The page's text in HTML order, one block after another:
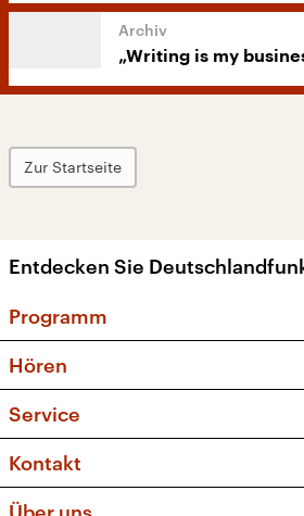
„Writing is my
Zur Startseite
Entdecken Sie
Programm
Sendungen und Podcasts
Musikliste
Kakadu – Das
Hören
Frequenzen (UKW + DAB+)
Service
FAQ
Apps
Kontakt